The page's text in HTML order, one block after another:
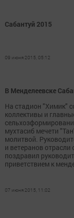
Сабантуй 2015
09 июня 2015, 05:12
В Менделеевске
На стадион "Химик"
коллективы и
мухтасиб мечети
молитвой.
и ветеранов
поздравил
приветствием к
07 июня 2015, 11:02